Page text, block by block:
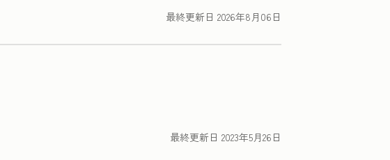
最終更新日 2026年8月06日
最終更新日 2023年5月26日